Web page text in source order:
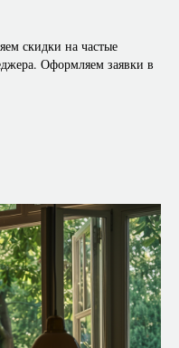
скидки на частые
Оформляем заявки в